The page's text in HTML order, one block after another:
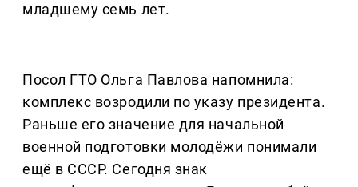
младшему семь лет.
Посол ГТО Ольга Павлова напомнила:
комплекс возродили по указу президента.
Раньше его значение для начальной
военной подготовки молодёжи понимали
ещё в СССР. Сегодня знак